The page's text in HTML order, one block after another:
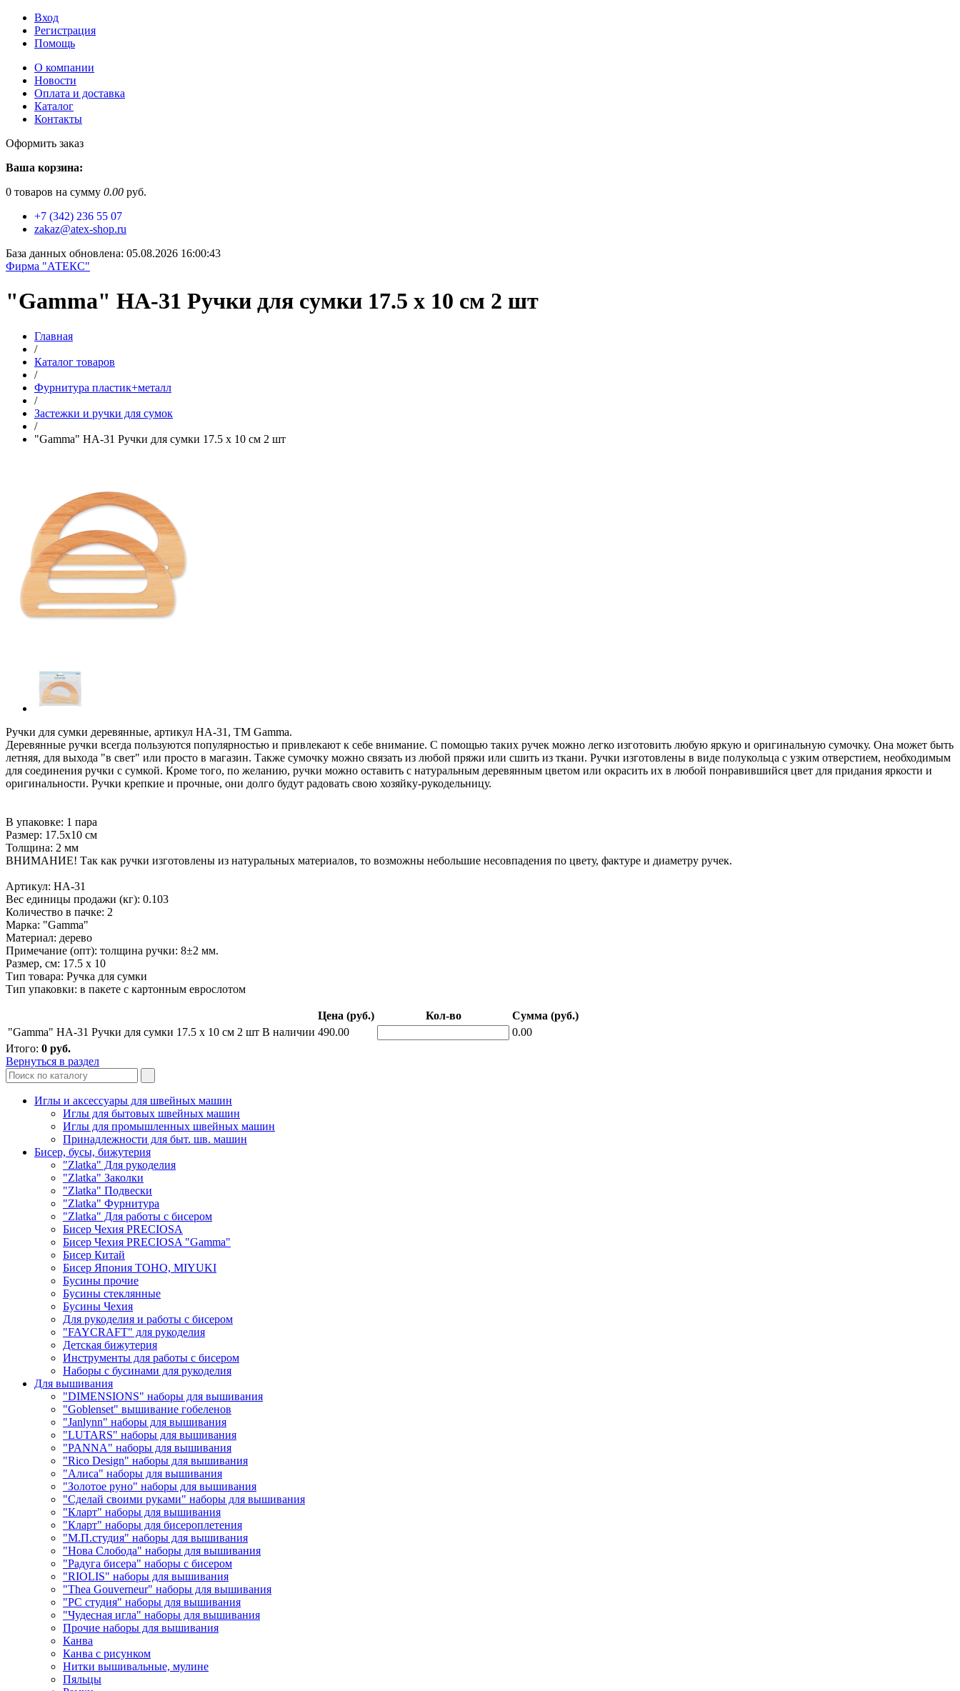
Вход
Регистрация
Помощь
О компании
Новости
Оплата и доставка
Каталог
Контакты
Оформить заказ
Ваша корзина:
0 товаров на сумму 0.00 руб.
+7 (342) 236 55 07
zakaz@atex-shop.ru
База данных обновлена: 05.08.2026 16:00:43
Фирма "АТЕКС"
"Gamma" HA-31 Ручки для сумки 17.5 х 10 см 2 шт
Главная
/
Каталог товаров
/
Фурнитура пластик+металл
/
Застежки и ручки для сумок
/
"Gamma" HA-31 Ручки для сумки 17.5 х 10 см 2 шт
Ручки для сумки деревянные, артикул HA-31, ТМ Gamma.
Деревянные ручки всегда пользуются популярностью и привлекают к себе внимание. С помощью таких ручек можно легко изготовить любую яркую и оригинальную сумочку. Она может быть
летняя, для выхода "в свет" или просто в магазин. Также сумочку можно связать из любой пряжи или сшить из ткани. Ручки изготовлены в виде полукольца с узким отверстием, необходимым
для соединения ручки с сумкой. Кроме того, по желанию, ручки можно оставить с натуральным деревянным цветом или окрасить их в любой понравившийся цвет для придания яркости и
оригинальности. Ручки крепкие и прочные, они долго будут радовать свою хозяйку-рукодельницу.
В упаковке: 1 пара
Размер: 17.5х10 см
Толщина: 2 мм
ВНИМАНИЕ! Так как ручки изготовлены из натуральных материалов, то возможны небольшие несовпадения по цвету, фактуре и диаметру ручек.
Артикул: HA-31
Вес единицы продажи (кг): 0.103
Количество в пачке: 2
Марка: "Gamma"
Материал: дерево
Примечание (опт): толщина ручки: 8±2 мм.
Размер, см: 17.5 х 10
Тип товара: Ручка для сумки
Тип упаковки: в пакете с картонным еврослотом
Цена (руб.) Кол-во
Сумма (руб.)
"Gamma" HA-31 Ручки для сумки 17.5 х 10 см 2 шт В наличии 490.00
0.00
Итого: 0 руб.
Вернуться в раздел
Иглы и аксессуары для швейных машин
Иглы для бытовых швейных машин
Иглы для промышленных швейных машин
Принадлежности для быт. шв. машин
Бисер, бусы, бижутерия
"Zlatka" Для рукоделия
"Zlatka" Заколки
"Zlatka" Подвески
"Zlatka" Фурнитура
"Zlatka" Для работы с бисером
Бисер Чехия PRECIOSA
Бисер Чехия PRECIOSA "Gamma"
Бисер Китай
Бисер Япония TOHO, MIYUKI
Бусины прочие
Бусины стеклянные
Бусины Чехия
Для рукоделия и работы с бисером
"FAYCRAFT" для рукоделия
Детская бижутерия
Инструменты для работы с бисером
Наборы с бусинами для рукоделия
Для вышивания
"DIMENSIONS" наборы для вышивания
"Goblenset" вышивание гобеленов
"Janlynn" наборы для вышивания
"LUTARS" наборы для вышивания
"PANNA" наборы для вышивания
"Rico Design" наборы для вышивания
"Алиса" наборы для вышивания
"Золотое руно" наборы для вышивания
"Сделай своими руками" наборы для вышивания
"Кларт" наборы для вышивания
"Кларт" наборы для бисероплетения
"М.П.студия" наборы для вышивания
"Нова Слобода" наборы для вышивания
"Радуга бисера" наборы с бисером
"RIOLIS" наборы для вышивания
"Thea Gouverneur" наборы для вышивания
"РС студия" наборы для вышивания
"Чудесная игла" наборы для вышивания
Прочие наборы для вышивания
Канва
Канва с рисунком
Нитки вышивальные, мулине
Пяльцы